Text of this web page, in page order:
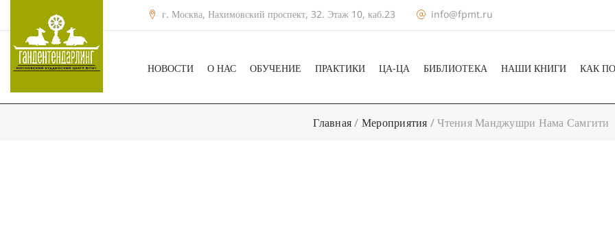
г. Москва, Нахимовский проспект, 32. Этаж 10, каб.23 info@fpmt.ru
НОВОСТИ О НАС ОБУЧЕНИЕ ПРАКТИКИ ЦА-ЦА БИБЛИОТЕКА НАШИ КНИГИ КАК
Главная/ Мероприятия /Чтения Манджушри Нама Самгити